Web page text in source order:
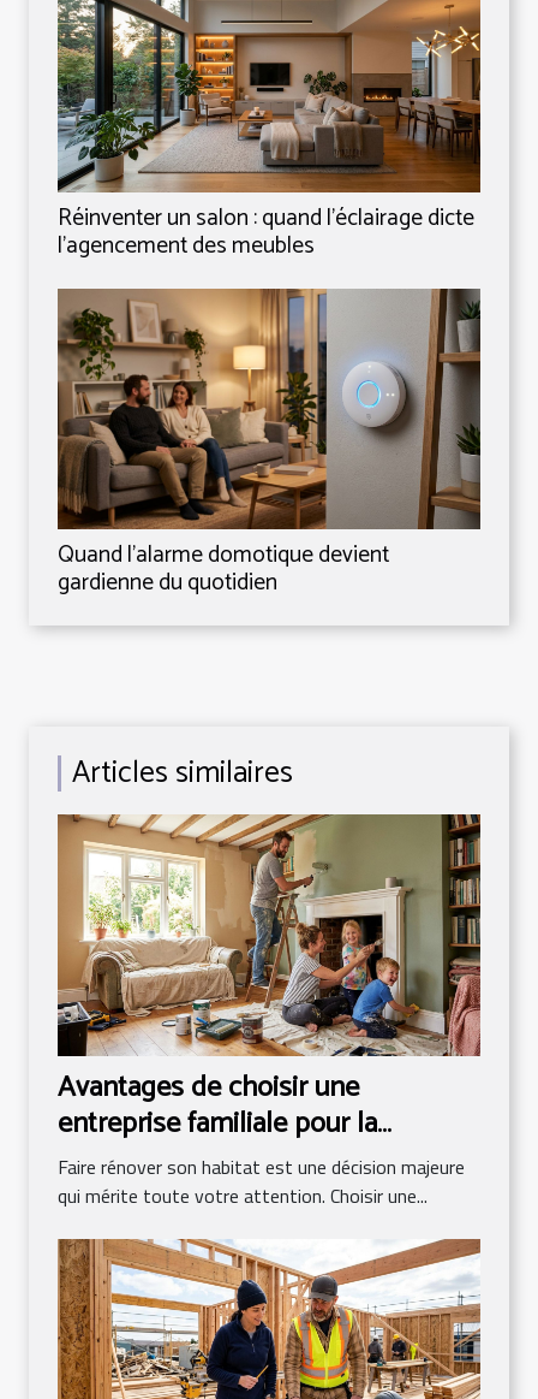
Réinventer un salon : quand l’éclairage dicte
l’agencement des meubles
Quand l’alarme domotique devient
gardienne du quotidien
Articles similaires
Avantages de choisir une
entreprise familiale pour la
rénovation de votre habitat
Faire rénover son habitat est une décision majeure
qui mérite toute votre attention. Choisir une...